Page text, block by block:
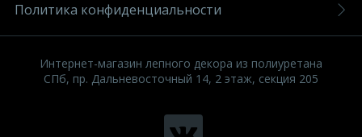
Политика конфиденциальности
Интернет-магазин лепного декора из полиуретана
СПб, пр. Дальневосточный 14, 2 этаж, секция 205